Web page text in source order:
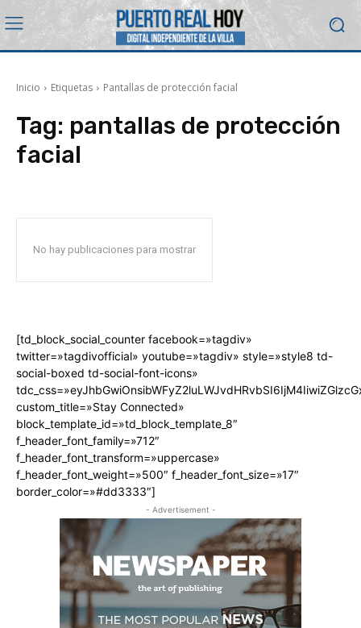
Inicio Etiquetas Pantallas de protección facial
Tag: pantallas de protección
facial
No hay publicaciones para mostrar
[td_block_social_counter facebook=»tagdiv»
twitter=»tagdivofficial» youtube=»tagdiv» style=»style8 td-
social-boxed td-social-font-icons»
custom_title=»Stay Connected»
block_template_id=»td_block_template_8″
f_header_font_family=»712″
f_header_font_transform=»uppercase»
f_header_font_weight=»500″ f_header_font_size=»17″
border_color=»#dd3333″]
- Advertisement -